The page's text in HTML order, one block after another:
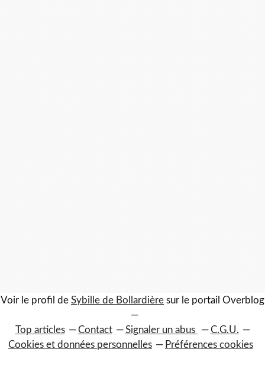
Voir le profil de Sybille de Bollardière sur le portail Overblog
Top articles Contact Signaler un abus
C.G.U.
Cookies et données personnelles
Préférences cookies